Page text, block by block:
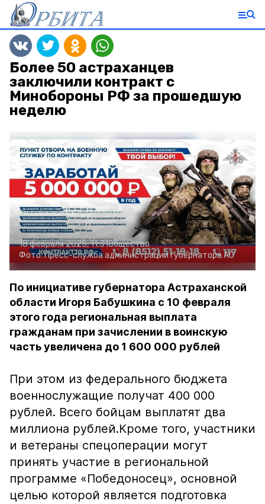
Более 50 астраханцев
заключили контракт с
Минобороны РФ за прошедшую
неделю
18 февраля 2025, 11:31Общество
Фото:Пресс-служба администрации губернатора АО
По инициативе губернатора Астраханской
области Игоря Бабушкина с 10 февраля
этого года региональная выплата
гражданам при зачислении в воинскую
часть увеличена до 1 600 000 рублей
При этом из федерального бюджета
военнослужащие получат 400 000
рублей. Всего бойцам выплатят два
миллиона рублей.Кроме того, участники
и ветераны спецоперации могут
принять участие в региональной
программе «Победоносец», основной
целью которой является подготовка